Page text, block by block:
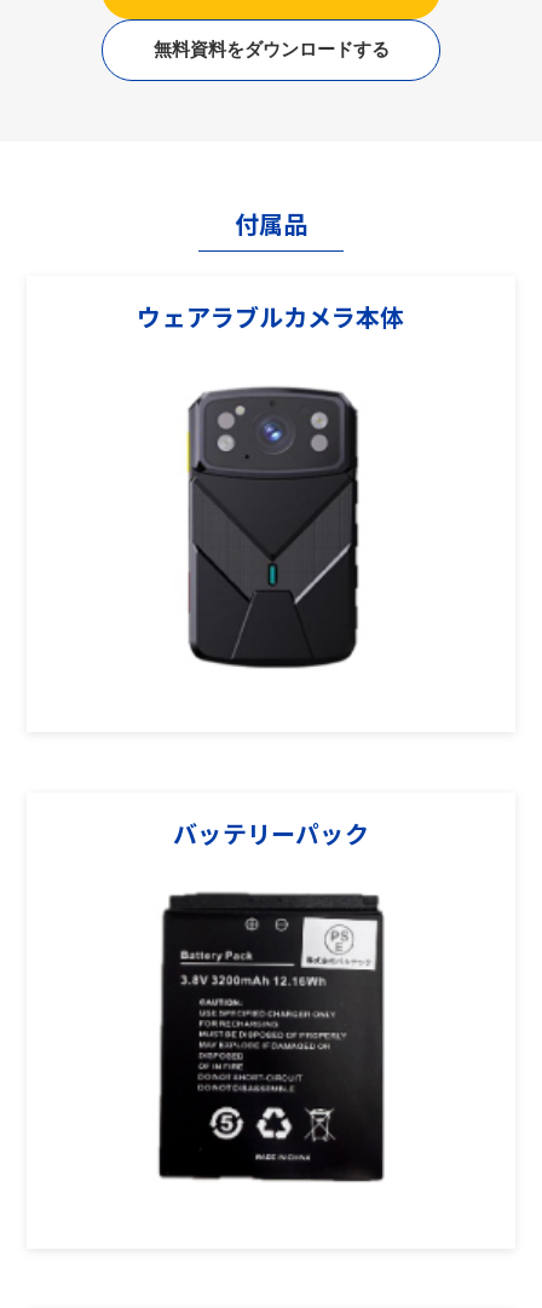
無料資料をダウンロードする
付属品
ウェアラブルカメラ本体
バッテリーパック